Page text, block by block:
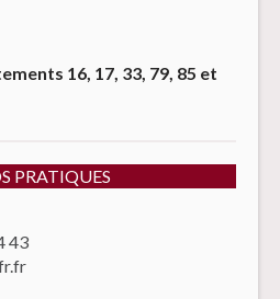
16, 17, 33, 79, 85 et
PRATIQUES
43